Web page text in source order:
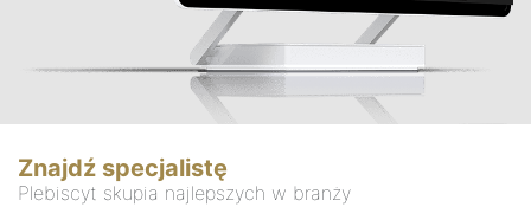
Znajdź specjalistę
Plebiscyt skupia najlepszych w branży